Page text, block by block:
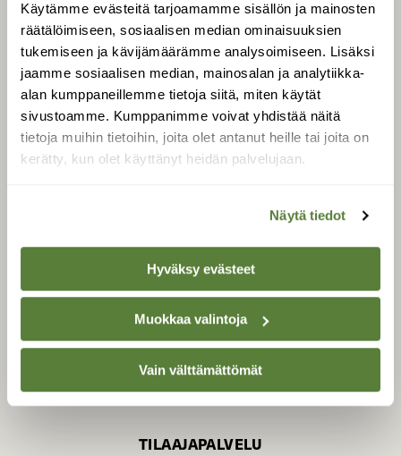
Käytämme evästeitä tarjoamamme sisällön ja mainosten
räätälöimiseen, sosiaalisen median ominaisuuksien
tukemiseen ja kävijämäärämme analysoimiseen. Lisäksi
jaamme sosiaalisen median, mainosalan ja analytiikka-
alan kumppaneillemme tietoja siitä, miten käytät
sivustoamme. Kumppanimme voivat yhdistää näitä
tietoja muihin tietoihin, joita olet antanut heille tai joita on
kerätty, kun olet käyttänyt heidän palvelujaan.
Näytä tiedot
Hyväksy evästeet
Muokkaa valintoja
Vain välttämättömät
Äänestä parasta juttua
Tilaa uutiskirje
SUOMEN LUONNON­
SUOJELU­LIITTO
Suomen Luonto -lehden
luonnonsuojelu­liitto.
TILAAJAPALVELU